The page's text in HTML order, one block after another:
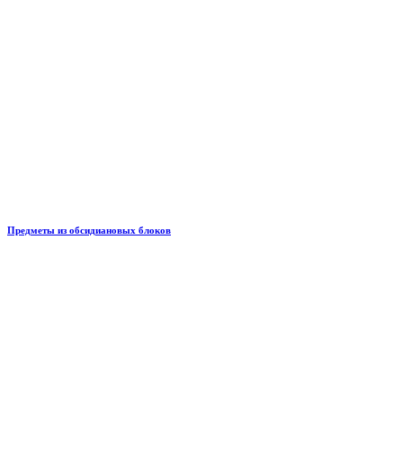
Предметы из обсидиановых блоков